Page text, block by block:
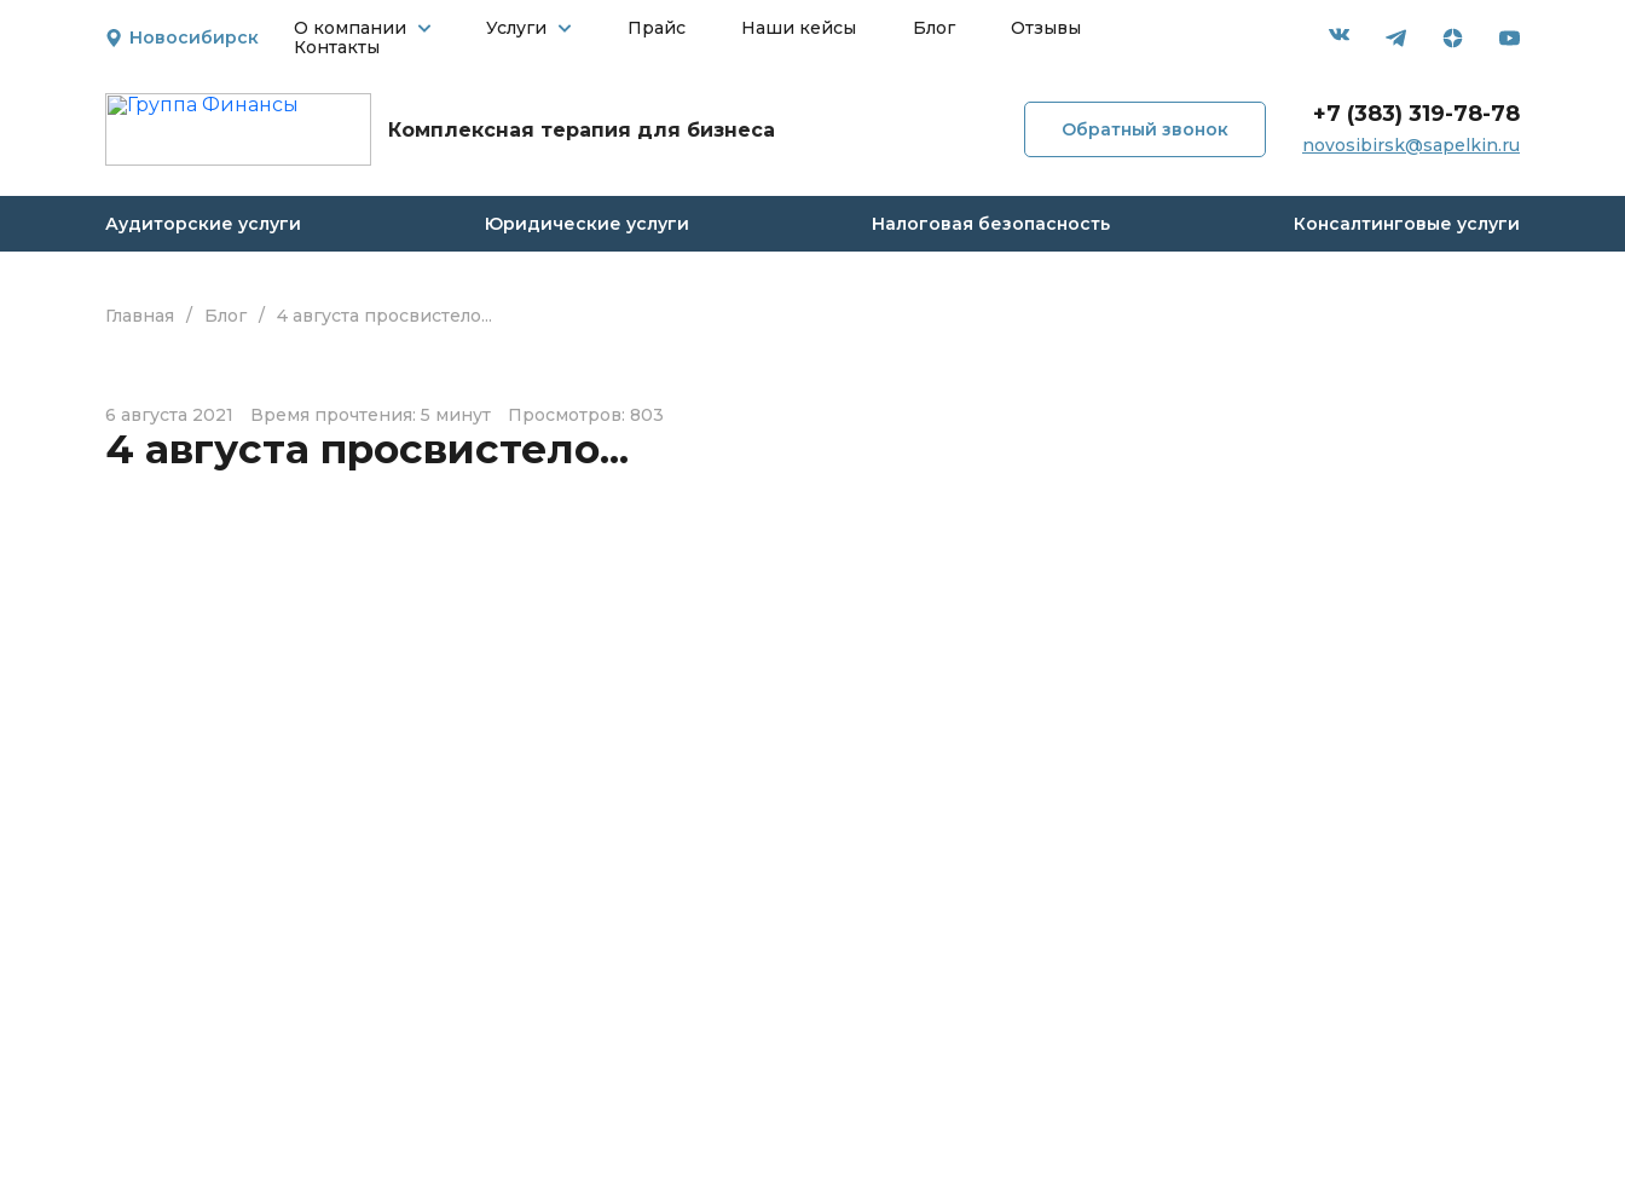
Новосибирск О компании Услуги Прайс Наши кейсы Блог
Отзывы
Контакты
Комплексная терапия для бизнеса Обратный звонок
+7 (383) 319-78-78
novosibirsk@sapelkin.ru
Аудиторские услуги Юридические услуги Налоговая безопасность Консалтинговые услуги
Главная / Блог / 4 августа просвистело...
6 августа 2021 Время прочтения: 5 минут Просмотров: 803
4 августа просвистело...